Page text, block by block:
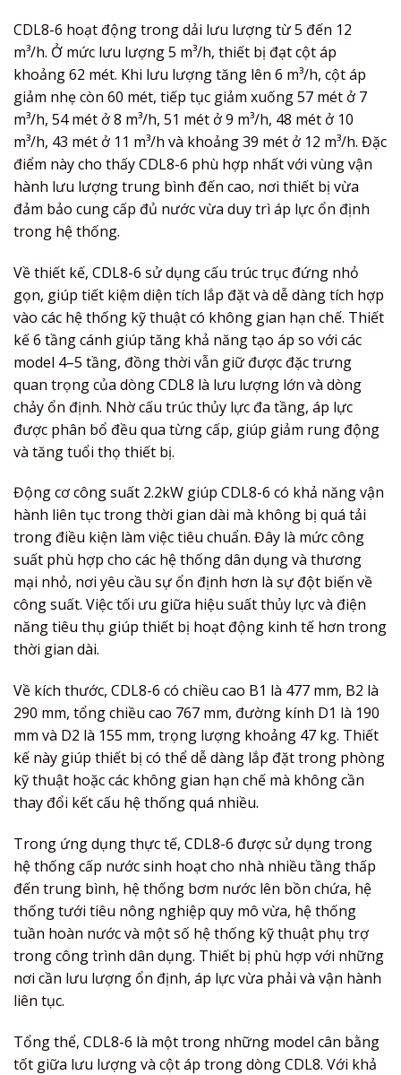
CDL8-6 hoạt động trong dải lưu lượng từ 5 đến 12
m³/h. Ở mức lưu lượng 5 m³/h, thiết bị đạt cột áp
khoảng 62 mét. Khi lưu lượng tăng lên 6 m³/h, cột áp
giảm nhẹ còn 60 mét, tiếp tục giảm xuống 57 mét ở 7
m³/h, 54 mét ở 8 m³/h, 51 mét ở 9 m³/h, 48 mét ở 10
m³/h, 43 mét ở 11 m³/h và khoảng 39 mét ở 12 m³/h. Đặc
điểm này cho thấy CDL8-6 phù hợp nhất với vùng vận
hành lưu lượng trung bình đến cao, nơi thiết bị vừa
đảm bảo cung cấp đủ nước vừa duy trì áp lực ổn định
trong hệ thống.
Về thiết kế, CDL8-6 sử dụng cấu trúc trục đứng nhỏ
gọn, giúp tiết kiệm diện tích lắp đặt và dễ dàng tích hợp
vào các hệ thống kỹ thuật có không gian hạn chế. Thiết
kế 6 tầng cánh giúp tăng khả năng tạo áp so với các
model 4–5 tầng, đồng thời vẫn giữ được đặc trưng
quan trọng của dòng CDL8 là lưu lượng lớn và dòng
chảy ổn định. Nhờ cấu trúc thủy lực đa tầng, áp lực
được phân bổ đều qua từng cấp, giúp giảm rung động
và tăng tuổi thọ thiết bị.
Động cơ công suất 2.2kW giúp CDL8-6 có khả năng vận
hành liên tục trong thời gian dài mà không bị quá tải
trong điều kiện làm việc tiêu chuẩn. Đây là mức công
suất phù hợp cho các hệ thống dân dụng và thương
mại nhỏ, nơi yêu cầu sự ổn định hơn là sự đột biến về
công suất. Việc tối ưu giữa hiệu suất thủy lực và điện
năng tiêu thụ giúp thiết bị hoạt động kinh tế hơn trong
thời gian dài.
Về kích thước, CDL8-6 có chiều cao B1 là 477 mm, B2 là
290 mm, tổng chiều cao 767 mm, đường kính D1 là 190
mm và D2 là 155 mm, trọng lượng khoảng 47 kg. Thiết
kế này giúp thiết bị có thể dễ dàng lắp đặt trong phòng
kỹ thuật hoặc các không gian hạn chế mà không cần
thay đổi kết cấu hệ thống quá nhiều.
Trong ứng dụng thực tế, CDL8-6 được sử dụng trong
hệ thống cấp nước sinh hoạt cho nhà nhiều tầng thấp
đến trung bình, hệ thống bơm nước lên bồn chứa, hệ
thống tưới tiêu nông nghiệp quy mô vừa, hệ thống
tuần hoàn nước và một số hệ thống kỹ thuật phụ trợ
trong công trình dân dụng. Thiết bị phù hợp với những
nơi cần lưu lượng ổn định, áp lực vừa phải và vận hành
liên tục.
Tổng thể, CDL8-6 là một trong những model cân bằng
tốt giữa lưu lượng và cột áp trong dòng CDL8. Với khả